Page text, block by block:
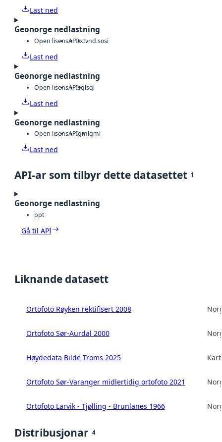
Last ned
Geonorge nedlastning
Open lisensAPItxtvnd.sosi
Last ned
Geonorge nedlastning
Open lisensAPIsqlsql
Last ned
Geonorge nedlastning
Open lisensAPIgmlgml
Last ned
API-ar som tilbyr dette datasettet 1
Geonorge nedlastning
ppt
Gå til API
Liknande datasett
Ortofoto Røyken rektifisert 2008
Ortofoto Sør-Aurdal 2000
Høydedata Bilde Troms 2025
Ortofoto Sør-Varanger midlertidig ortofoto 2021
Ortofoto Larvik - Tjølling - Brunlanes 1966
Distribusjonar 4